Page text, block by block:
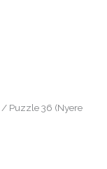
/ Puzzle 36 (Nyere